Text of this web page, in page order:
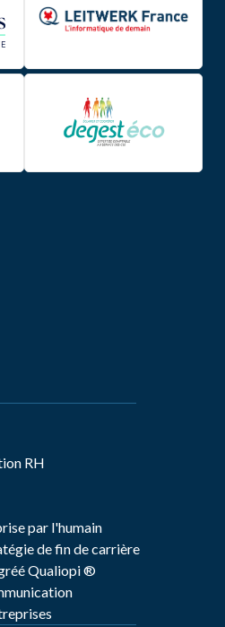
RH
par l'humain
de fin de carrière
Qualiopi ®